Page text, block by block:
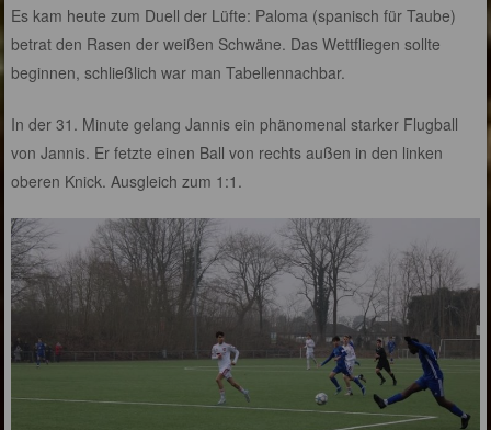
Es kam heute zum Duell der Lüfte: Paloma (spanisch für Taube)
betrat den Rasen der weißen Schwäne. Das Wettfliegen sollte
beginnen, schließlich war man Tabellennachbar.
In der 31. Minute gelang Jannis ein phänomenal starker Flugball
von Jannis. Er fetzte einen Ball von rechts außen in den linken
oberen Knick. Ausgleich zum 1:1.